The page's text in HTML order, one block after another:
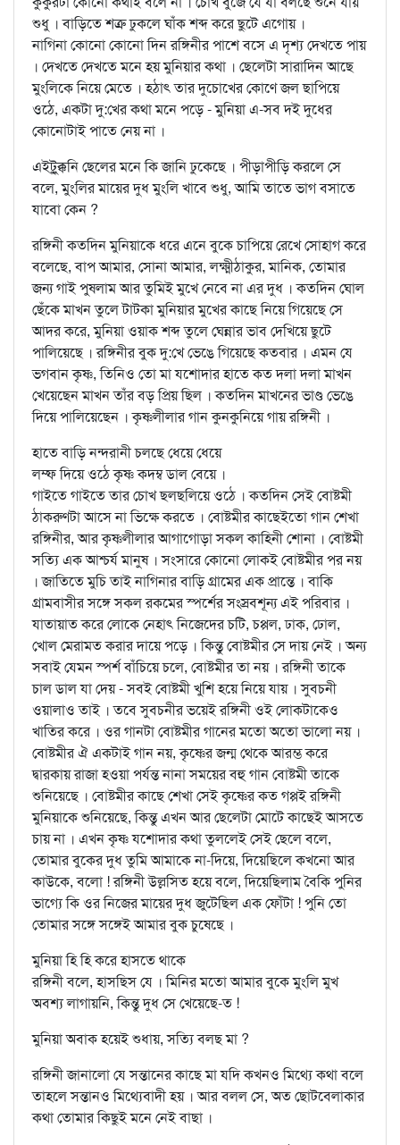
শুধু । বাড়িতে শত্রু ঢুকলে ঘাঁক শব্দ করে ছুটে এগোয় ।
নাগিনা কোনো কোনো দিন রঙ্গিনীর পাশে বসে এ দৃশ্য দেখতে পায়
। দেখতে দেখতে মনে হয় মুনিয়ার কথা । ছেলেটা সারাদিন আছে
মুংলিকে নিয়ে মেতে । হঠাৎ তার দুচোখের কোণে জল ছাপিয়ে
ওঠে, একটা দু:খের কথা মনে পড়ে - মুনিয়া এ-সব দই দুধের
কোনোটাই পাতে নেয় না ।
এইটুক্কুনি ছেলের মনে কি জানি ঢুকেছে । পীড়াপীড়ি করলে সে
বলে, মুংলির মায়ের দুধ মুংলি খাবে শুধু, আমি তাতে ভাগ বসাতে
যাবো কেন ?
রঙ্গিনী কতদিন মুনিয়াকে ধরে এনে বুকে চাপিয়ে রেখে সোহাগ করে
বলেছে, বাপ আমার, সোনা আমার, লক্ষ্মীঠাকুর, মানিক, তোমার
জন্য গাই পুষলাম আর তুমিই মুখে নেবে না এর দুধ । কতদিন ঘোল
ছেঁকে মাখন তুলে টাটকা মুনিয়ার মুখের কাছে নিয়ে গিয়েছে সে
আদর করে, মুনিয়া ওয়াক শব্দ তুলে ঘেন্নার ভাব দেখিয়ে ছুটে
পালিয়েছে । রঙ্গিনীর বুক দু:খে ভেঙে গিয়েছে কতবার । এমন যে
ভগবান কৃষ্ণ, তিনিও তো মা যশোদার হাতে কত দলা দলা মাখন
খেয়েছেন মাখন তাঁর বড় প্রিয় ছিল । কতদিন মাখনের ভাণ্ড ভেঙে
দিয়ে পালিয়েছেন । কৃষ্ণলীলার গান কুনকুনিয়ে গায় রঙ্গিনী ।
হাতে বাড়ি নন্দরানী চলছে ধেয়ে ধেয়ে
লম্ফ দিয়ে ওঠে কৃষ্ণ কদম্ব ডাল বেয়ে ।
গাইতে গাইতে তার চোখ ছলছলিয়ে ওঠে । কতদিন সেই বোষ্টমী
ঠাকরুণটা আসে না ভিক্ষে করতে । বোষ্টমীর কাছেইতো গান শেখা
রঙ্গিনীর, আর কৃষ্ণলীলার আগাগোড়া সকল কাহিনী শোনা । বোষ্টমী
সত্যি এক আশ্চর্য মানুষ । সংসারে কোনো লোকই বোষ্টমীর পর নয়
। জাতিতে মুচি তাই নাগিনার বাড়ি গ্রামের এক প্রান্তে । বাকি
গ্রামবাসীর সঙ্গে সকল রকমের স্পর্শের সংস্রবশূন্য এই পরিবার ।
যাতায়াত করে লোকে নেহাৎ নিজেদের চটি, চপ্পল, ঢাক, ঢোল,
খোল মেরামত করার দায়ে পড়ে । কিন্তু বোষ্টমীর সে দায় নেই । অন্য
সবাই যেমন স্পর্শ বাঁচিয়ে চলে, বোষ্টমীর তা নয় । রঙ্গিনী তাকে
চাল ডাল যা দেয় - সবই বোষ্টমী খুশি হয়ে নিয়ে যায় । সুবচনী
ওয়ালাও তাই । তবে সুবচনীর ভয়েই রঙ্গিনী ওই লোকটাকেও
খাতির করে । ওর গানটা বোষ্টমীর গানের মতো অতো ভালো নয় ।
বোষ্টমীর ঐ একটাই গান নয়, কৃষ্ণের জন্ম থেকে আরম্ভ করে
দ্বারকায় রাজা হওয়া পর্যন্ত নানা সময়ের বহু গান বোষ্টমী তাকে
শুনিয়েছে । বোষ্টমীর কাছে শেখা সেই কৃষ্ণের কত গপ্পই রঙ্গিনী
মুনিয়াকে শুনিয়েছে, কিন্তু এখন আর ছেলেটা মোটে কাছেই আসতে
চায় না । এখন কৃষ্ণ যশোদার কথা তুললেই সেই ছেলে বলে,
তোমার বুকের দুধ তুমি আমাকে না-দিয়ে, দিয়েছিলে কখনো আর
কাউকে, বলো ! রঙ্গিনী উল্লসিত হয়ে বলে, দিয়েছিলাম বৈকি পুনির
ভাগ্যে কি ওর নিজের মায়ের দুধ জুটেছিল এক ফোঁটা ! পুনি তো
তোমার সঙ্গে সঙ্গেই আমার বুক চুষেছে ।
মুনিয়া হি হি করে হাসতে থাকে
রঙ্গিনী বলে, হাসছিস যে । মিনির মতো আমার বুকে মুংলি মুখ
অবশ্য লাগায়নি, কিন্তু দুধ সে খেয়েছে-ত !
মুনিয়া অবাক হয়েই শুধায়, সত্যি বলছ মা ?
রঙ্গিনী জানালো যে সন্তানের কাছে মা যদি কখনও মিথ্যে কথা বলে
তাহলে সন্তানও মিথ্যেবাদী হয় । আর বলল সে, অত ছোটবেলাকার
কথা তোমার কিছুই মনে নেই বাছা ।